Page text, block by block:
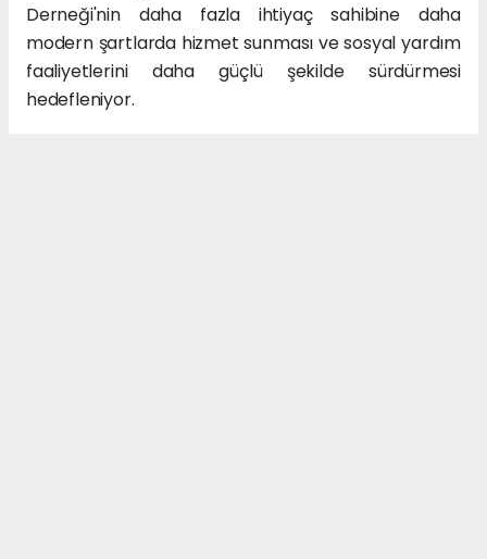
Derneği'nin daha fazla ihtiyaç sahibine daha
modern şartlarda hizmet sunması ve sosyal yardım
faaliyetlerini daha güçlü şekilde sürdürmesi
hedefleniyor.